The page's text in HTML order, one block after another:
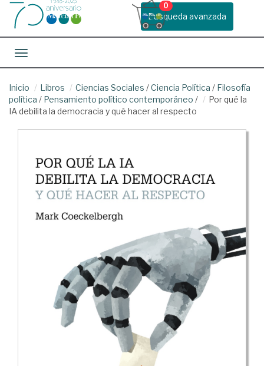
Busqueda avanzada
0
Toggle navigation
Inicio Libros Ciencias Sociales /Ciencia Política / Filosofía
política / Pensamiento político contemporáneo /
Por qué la
IA debilita la democracia y qué hacer al respecto